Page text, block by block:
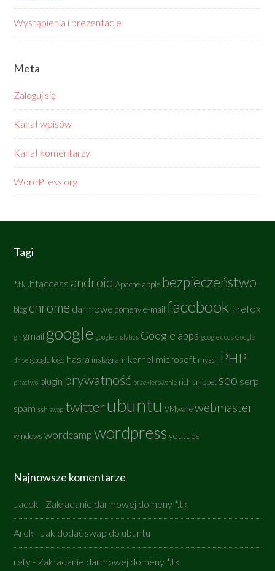
Wystąpienia i prezentacje
Meta
Zaloguj się
Kanał wpisów
Kanał komentarzy
WordPress.org
Tagi
*.tk .htaccess android Apache apple bezpieczeństwo
blog chrome darmowe domeny e-mail facebook firefox
git gmail google google analytics Google apps google docs Google
drive google logo hasła instagram kernel microsoft mysql PHP
piractwo plugin prywatność przekierowanie rich snippet seo serp
spam ssh swap twitterubuntu VMware webmaster
windows wordcamp wordpress youtube
Najnowsze komentarze
Jacek - Zakładanie darmowej domeny *.tk
Arek - Jak dodać swap do ubuntu
refy - Zakładanie darmowej domeny *.tk